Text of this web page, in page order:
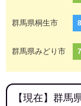
群馬県桐生市
群馬県みどり市
【現在】群馬